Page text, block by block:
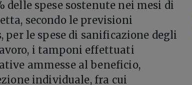
delle spese sostenute nei mesi di
secondo le previsioni
per le spese di sanificazione degli
i tamponi effettuati
ammesse al beneficio,
individuale, fra cui